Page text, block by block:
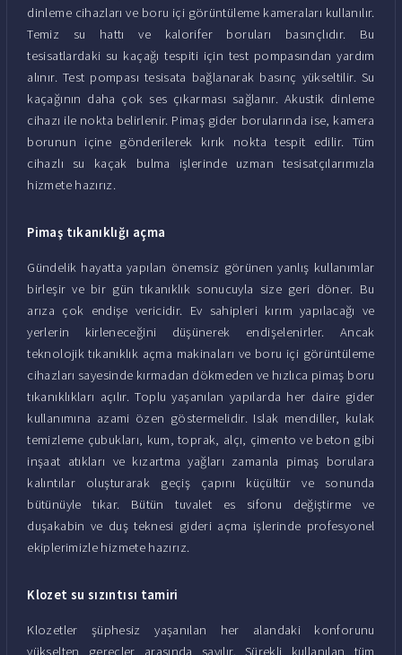
dinleme cihazları ve boru içi görüntüleme kameraları kullanılır.
Temiz su hattı ve kalorifer boruları basınçlıdır. Bu
tesisatlardaki su kaçağı tespiti için test pompasından yardım
alınır. Test pompası tesisata bağlanarak basınç yükseltilir. Su
kaçağının daha çok ses çıkarması sağlanır. Akustik dinleme
cihazı ile nokta belirlenir. Pimaş gider borularında ise, kamera
borunun içine gönderilerek kırık nokta tespit edilir. Tüm
cihazlı su kaçak bulma işlerinde uzman tesisatçılarımızla
hizmete hazırız.
Pimaş tıkanıklığı açma
Gündelik hayatta yapılan önemsiz görünen yanlış kullanımlar
birleşir ve bir gün tıkanıklık sonucuyla size geri döner. Bu
arıza çok endişe vericidir. Ev sahipleri kırım yapılacağı ve
yerlerin kirleneceğini düşünerek endişelenirler. Ancak
teknolojik tıkanıklık açma makinaları ve boru içi görüntüleme
cihazları sayesinde kırmadan dökmeden ve hızlıca pimaş boru
tıkanıklıkları açılır. Toplu yaşanılan yapılarda her daire gider
kullanımına azami özen göstermelidir. Islak mendiller, kulak
temizleme çubukları, kum, toprak, alçı, çimento ve beton gibi
inşaat atıkları ve kızartma yağları zamanla pimaş borulara
kalıntılar oluşturarak geçiş çapını küçültür ve sonunda
bütünüyle tıkar. Bütün tuvalet es sifonu değiştirme ve
duşakabin ve duş teknesi gideri açma işlerinde profesyonel
ekiplerimizle hizmete hazırız.
Klozet su sızıntısı tamiri
Klozetler şüphesiz yaşanılan her alandaki konforunu
yükselten gereçler arasında sayılır. Sürekli kullanılan tüm